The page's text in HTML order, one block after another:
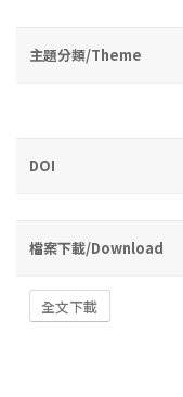
主題分類/Theme
DOI
檔案下載/Download
全文下載